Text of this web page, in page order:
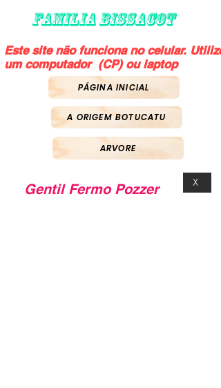
FAMILIA BISSACOT
Este site não funciona no celular. Utilize
um computador (CP) ou laptop
PÁGINA INICIAL
A ORIGEM BOTUCATU
ARVORE
Gentil Fermo Pozzer X